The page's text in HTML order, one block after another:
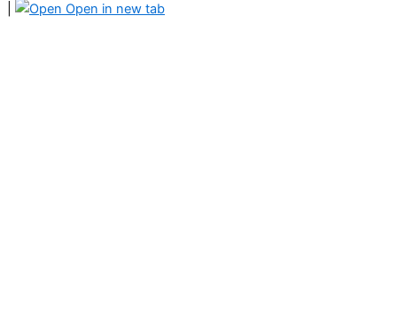
Open in new tab